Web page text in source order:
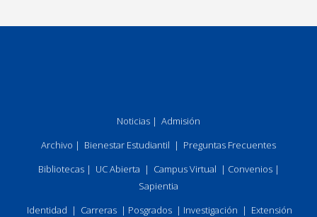
Noticias | Admisión
Archivo | Bienestar Estudiantil | Preguntas Frecuentes
Bibliotecas| UC Abierta | Campus Virtual | Convenios|
Sapientia
Identidad | Carreras | Posgrados | Investigación | Extensión